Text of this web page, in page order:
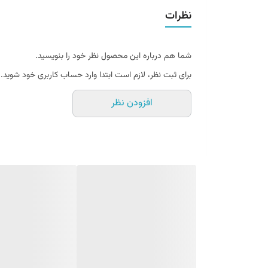
بهبود خشکی
رفع زبری لب
روغن لب حرارتی طرح دیور drohoo
می‌کند که به ظاهر زیبای لب ها کمک می‌کند.
نظرات
شما هم درباره این محصول نظر خود را بنویسید.
برای ثبت نظر، لازم است ابتدا وارد حساب کاربری خود شوید.
افزودن نظر